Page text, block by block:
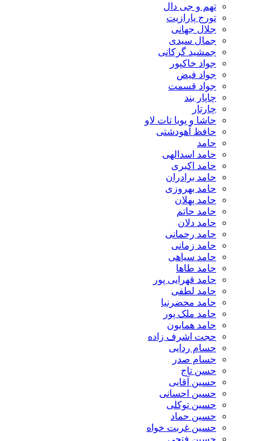
تهم و جی دال
تورج پارازیت
جلال جهانی
جمال سیدی
جمشید گرکانی
جواد خاکپور
جواد فیض
جواد قسمت
چاپار بند
حاشا و پویا تات لاو
حافظ آهودشتی
حامد اسدالهی
حامد اکبری
حامد برادران
حامد بهروزی
حامد پهلان
حامد حاتم
حامد دلان
حامد رحمانی
حامد زمانی
حامد سیاهی
حامد طاها
حامد قهرایی پور
حامد لطفی
حامد محضرنیا
حامد ملک پور
حامد همایون
حجت اشرف زاده
حسام ردایی
حسام صدر
حسن تاج
حسین آقایی
حسین احسانی
حسین توکلی
حسین حماد
حسین غربت خواه
حسین فتحی